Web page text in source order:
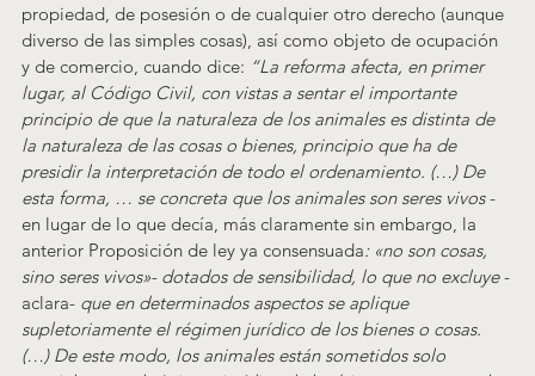
propiedad, de posesión o de cualquier otro derecho (aunque
diverso de las simples cosas), así como objeto de ocupación
y de comercio, cuando dice: “La reforma afecta, en primer
lugar, al Código Civil, con vistas a sentar el importante
principio de que la naturaleza de los animales es distinta de
la naturaleza de las cosas o bienes, principio que ha de
presidir la interpretación de todo el ordenamiento. (…) De
esta forma, … se concreta que los animales son seres vivos -
en lugar de lo que decía, más claramente sin embargo, la
anterior Proposición de ley ya consensuada: «no son cosas,
sino seres vivos»- dotados de sensibilidad, lo que no excluye -
aclara- que en determinados aspectos se aplique
supletoriamente el régimen jurídico de los bienes o cosas.
(…) De este modo, los animales están sometidos solo